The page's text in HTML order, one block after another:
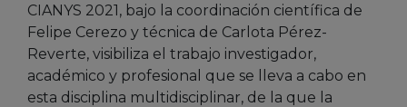
CIANYS 2021, bajo la coordinación científica de
Felipe Cerezo y técnica de Carlota Pérez-
Reverte, visibiliza el trabajo investigador,
académico y profesional que se lleva a cabo en
esta disciplina multidisciplinar, de la que la